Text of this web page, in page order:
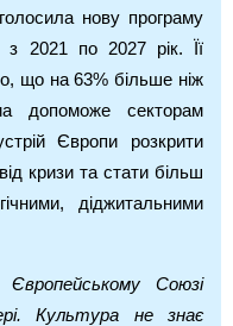
нову програму
з 2021 по 2027 рік. Її
що на 63% більше ніж
допоможе секторам
Європи розкрити
кризи та стати більш
діджитальними
Союзі
Культура не знає